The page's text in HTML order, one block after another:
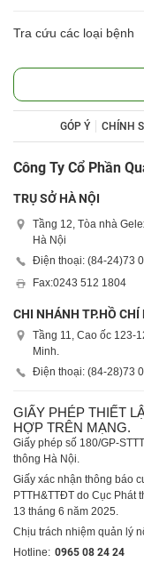
Tra cứu các loại bệnh
GÓP Ý CHÍNH
Công Ty Cổ Phần
TRỤ SỞ HÀ NỘI
Tầng 12, Tòa nhà
Hà Nội
Điện thoại: (84-24)73
Fax:0243 512 1804
CHI NHÁNH TP.HỒ CHÍ
Tầng 11, Cao ốc 123-
Minh.
Điện thoại: (84-28)73
GIẤY PHÉP THIẾT
HỢP TRÊN MẠNG.
Giấy phép số 180/GP-
thông Hà Nội.
Giấy xác nhận thông báo
PTTH&TTĐT do Cục Phát
13 tháng 6 năm 2025.
Chịu trách nhiệm quản lý
Hotline: 0965 08 24 24